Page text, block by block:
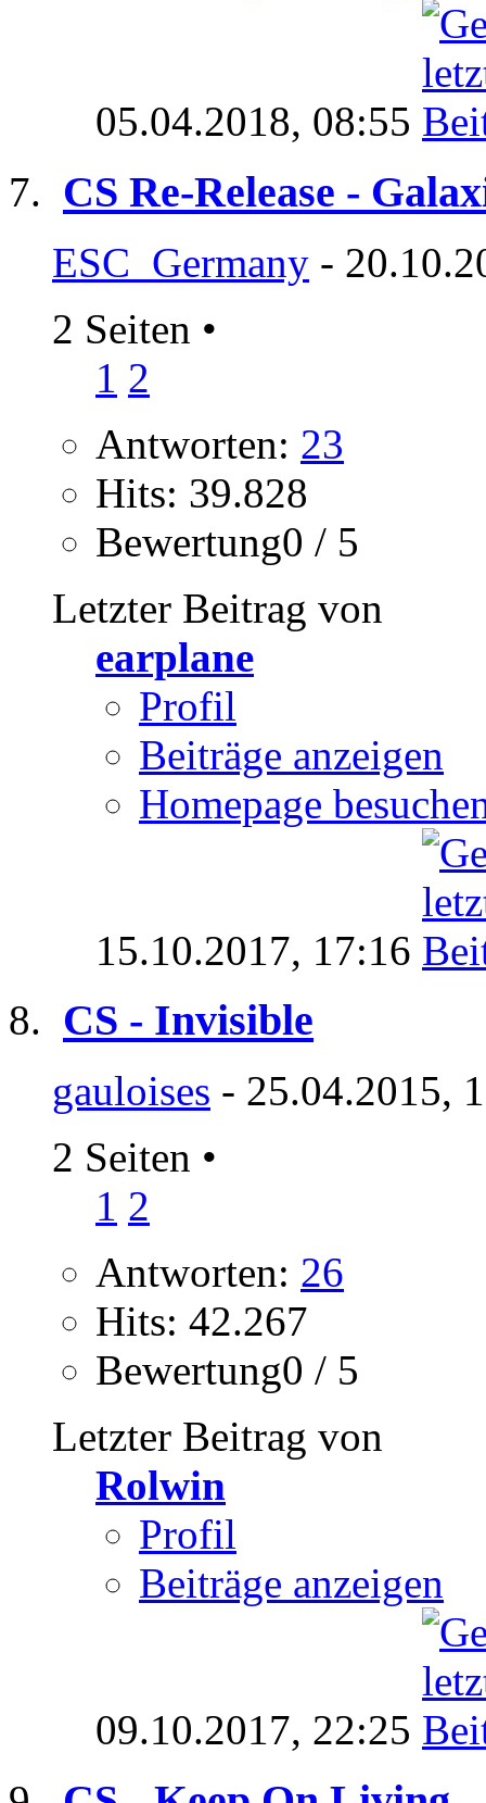
05.04.2018, 08:55
CS Re-Release -
ESC_Germany -
2 Seiten •
1 2
Antworten: 23
Hits: 39.828
Bewertung0 / 5
Letzter Beitrag von
earplane
Profil
Beiträge anzeigen
Homepage
15.10.2017, 17:16
CS - Invisible
gauloises - 25.04.2015,
2 Seiten •
1 2
Antworten: 26
Hits: 42.267
Bewertung0 / 5
Letzter Beitrag von
Rolwin
Profil
Beiträge anzeigen
09.10.2017, 22:25